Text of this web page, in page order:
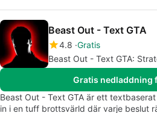
Beast Out - Text GTA
4.8 Gratis
Beast Out - Text GTA:
Gratis nedladdning
Beast Out - Text GTA är ett
in i en tuff brottsvärld där varje beslut